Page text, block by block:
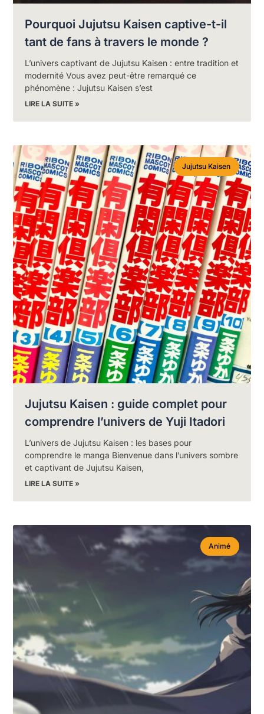
Pourquoi Jujutsu Kaisen captive-t-il
tant de fans à travers le monde ?
L’univers captivant de Jujutsu Kaisen : entre tradition et
modernité Vous avez peut-être remarqué ce
phénomène : Jujutsu Kaisen s’est
LIRE LA SUITE »
Jujutsu Kaisen
Jujutsu Kaisen : guide complet pour
comprendre l’univers de Yuji Itadori
L’univers de Jujutsu Kaisen : les bases pour
comprendre le manga Bienvenue dans l’univers sombre
et captivant de Jujutsu Kaisen,
LIRE LA SUITE »
Animé